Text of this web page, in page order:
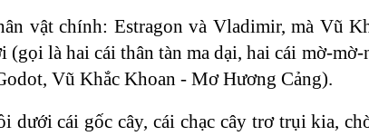
vật chính: Estragon và Vladimir, mà Vũ
(gọi là hai cái thân tàn ma dại, hai cái mờ-
Vũ Khắc Khoan - Mơ Hương Cảng).
dưới cái gốc cây, cái chạc cây trơ trụi kia,